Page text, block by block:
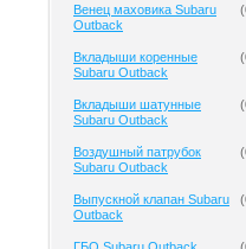
Венец маховика Subaru
Outback
(
Вкладыши коренные
Subaru Outback
(
Вкладыши шатунные
Subaru Outback
(
Воздушный патрубок
Subaru Outback
(
Выпускной клапан Subaru
Outback
(